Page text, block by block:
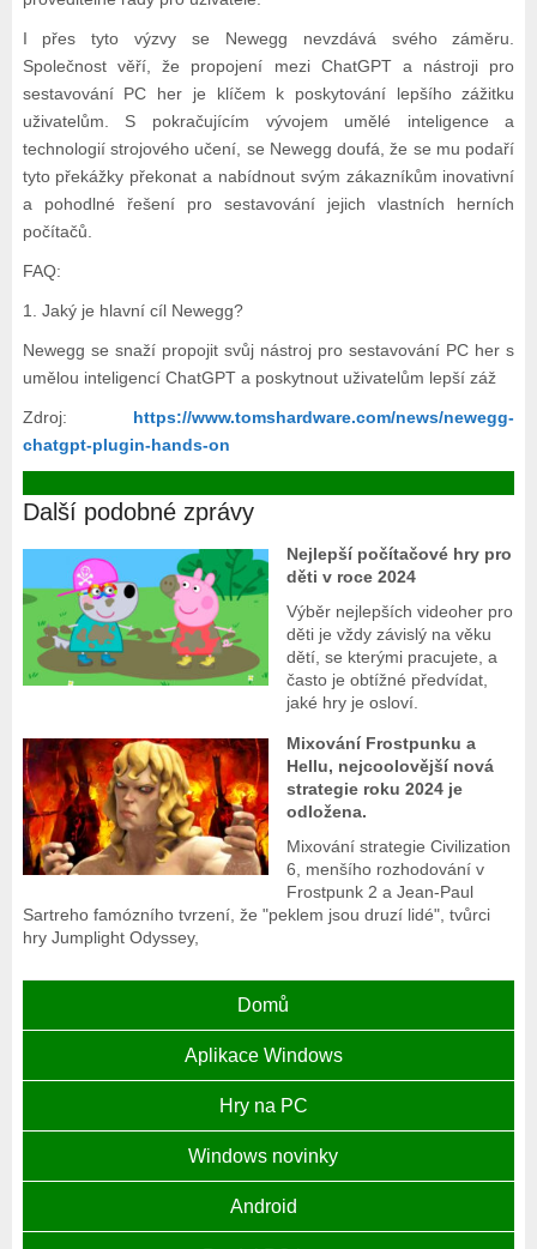
I přes tyto výzvy se Newegg nevzdává svého záměru.
Společnost věří, že propojení mezi ChatGPT a nástroji pro
sestavování PC her je klíčem k poskytování lepšího zážitku
uživatelům. S pokračujícím vývojem umělé inteligence a
technologií strojového učení, se Newegg doufá, že se mu podaří
tyto překážky překonat a nabídnout svým zákazníkům inovativní
a pohodlné řešení pro sestavování jejich vlastních herních
počítačů.
FAQ:
1. Jaký je hlavní cíl Newegg?
Newegg se snaží propojit svůj nástroj pro sestavování PC her s
umělou inteligencí ChatGPT a poskytnout uživatelům lepší záž
Zdroj: https://www.tomshardware.com/news/newegg-
chatgpt-plugin-hands-on
Další podobné zprávy
Nejlepší počítačové hry pro
děti v roce 2024
Výběr nejlepších videoher pro
děti je vždy závislý na věku
dětí, se kterými pracujete, a
často je obtížné předvídat,
jaké hry je osloví.
Mixování Frostpunku a
Hellu, nejcoolovější nová
strategie roku 2024 je
odložena.
Mixování strategie Civilization
6, menšího rozhodování v
Frostpunk 2 a Jean-Paul
Sartreho famózního tvrzení, že "peklem jsou druzí lidé", tvůrci
hry Jumplight Odyssey,
Domů
Aplikace Windows
Hry na PC
Windows novinky
Android